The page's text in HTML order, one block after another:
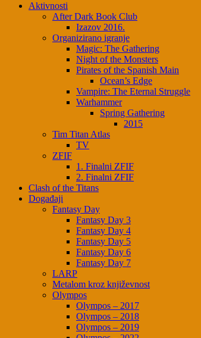
Aktivnosti
After Dark Book Club
Izazov 2016.
Organizirano igranje
Magic: The Gathering
Night of the Monsters
Pirates of the Spanish Main
Ocean’s Edge
Vampire: The Eternal Struggle
Warhammer
Spring Gathering
2015
Tim Titan Atlas
TV
ZFIF
1. Finalni ZFIF
2. Finalni ZFIF
Clash of the Titans
Događaji
Fantasy Day
Fantasy Day 3
Fantasy Day 4
Fantasy Day 5
Fantasy Day 6
Fantasy Day 7
LARP
Metalom kroz književnost
Olympos
Olympos – 2017
Olympos – 2018
Olympos – 2019